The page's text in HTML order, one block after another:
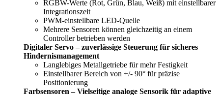
RGBW-Werte (Rot, Grün, Blau, Weiß) mit einstellbarer
Integrationszeit
PWM-einstellbare LED-Quelle
Mehrere Sensoren können gleichzeitig an einem
Controller betrieben werden
Digitaler Servo – zuverlässige Steuerung für sicheres
Hindernismanagement
Langlebiges Metallgetriebe für mehr Festigkeit
Einstellbarer Bereich von +/- 90° für präzise
Positionierung
Farbsensoren – Vielseitige analoge Sensorik für adaptive